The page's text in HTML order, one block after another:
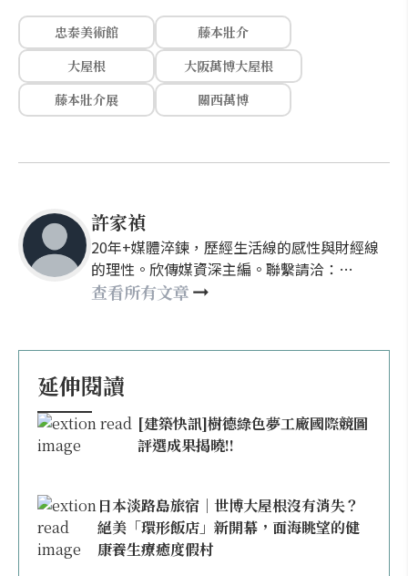
忠泰美術館
藤本壯介
大屋根
大阪萬博大屋根
藤本壯介展
關西萬博
許家禎
20年+媒體淬鍊，歷經生活線的感性與財經線
的理性。欣傳媒資深主編。聯繫請洽：
nellyhsu@xinmedia.com
查看所有文章
延伸閱讀
[建築快訊]樹德綠色夢工廠國際競圖
評選成果揭曉!!
日本淡路島旅宿｜世博大屋根沒有消失？
絕美「環形飯店」新開幕，面海眺望的健
康養生療癒度假村